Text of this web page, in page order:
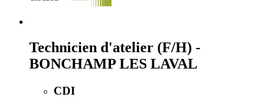
Technicien d'atelier (F/H) -
BONCHAMP LES LAVAL
CDI